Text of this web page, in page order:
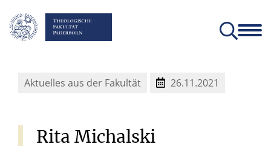
Aktuelles aus der Fakultät 26.11.2021
Rita Michalski